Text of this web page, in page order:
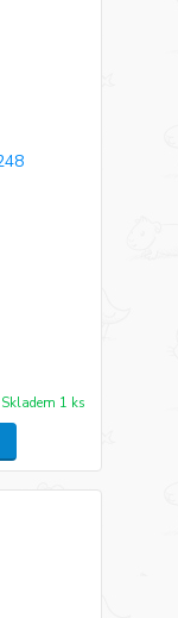
Skladem 1 ks